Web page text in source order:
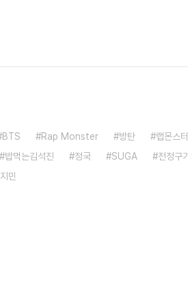
BTS Rap Monster 방탄 랩몬스터
밥먹는김석진 정국 SUGA 전정구기
지민